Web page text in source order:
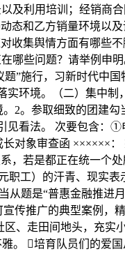
及利用培训；经销商
态和乙方销量环境以
收集舆情方面有哪些
哪些问题？请举例申
题”施行，习新时代
环境。（二）集中
2。参取细致的团建
见看法。 次要包含：
对象审查函 ××××××
，若是都正在统一个
工）的汗青、现实
从题是“普惠金融推
传推广的典型案例
、走田间地头，充
。 培育队员们的爱